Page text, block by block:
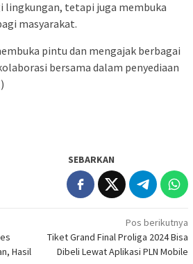
lingkungan, tetapi juga membuka
masyarakat.
pintu dan mengajak berbagai
bersama dalam penyediaan
SEBARKAN
Hasil
Pos berikutnya
Tiket Grand Final Proliga 2024 Bisa
Dibeli Lewat Aplikasi PLN Mobile